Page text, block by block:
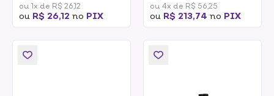
ou 1x de R$ 26,12
ou R$ 26,12 no PIX
ou 4x de R$ 56,25
ou R$ 213,74 no PIX